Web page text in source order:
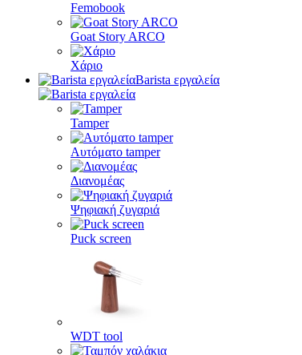
Femobook
Goat Story ARCO
Χάριο
Barista εργαλεία
Tamper
Αυτόματο tamper
Διανομέας
Ψηφιακή ζυγαριά
Puck screen
WDT tool